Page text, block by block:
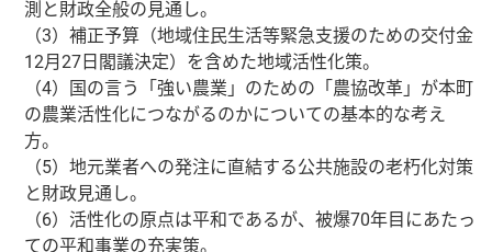
測と財政全般の見通し。
（3）補正予算（地域住民生活等緊急支援のための交付金
12月27日閣議決定）を含めた地域活性化策。
（4）国の言う「強い農業」のための「農協改革」が本町
の農業活性化につながるのかについての基本的な考え
方。
（5）地元業者への発注に直結する公共施設の老朽化対策
と財政見通し。
（6）活性化の原点は平和であるが、被爆70年目にあたっ
ての平和事業の充実策。